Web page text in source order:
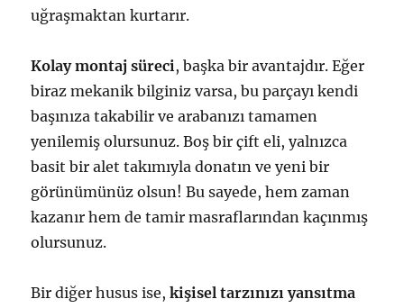
uğraşmaktan kurtarır.
Kolay montaj süreci, başka bir avantajdır. Eğer
biraz mekanik bilginiz varsa, bu parçayı kendi
başınıza takabilir ve arabanızı tamamen
yenilemiş olursunuz. Boş bir çift eli, yalnızca
basit bir alet takımıyla donatın ve yeni bir
görünümünüz olsun! Bu sayede, hem zaman
kazanır hem de tamir masraflarından kaçınmış
olursunuz.
Bir diğer husus ise,kişisel tarzınızı yansıtma